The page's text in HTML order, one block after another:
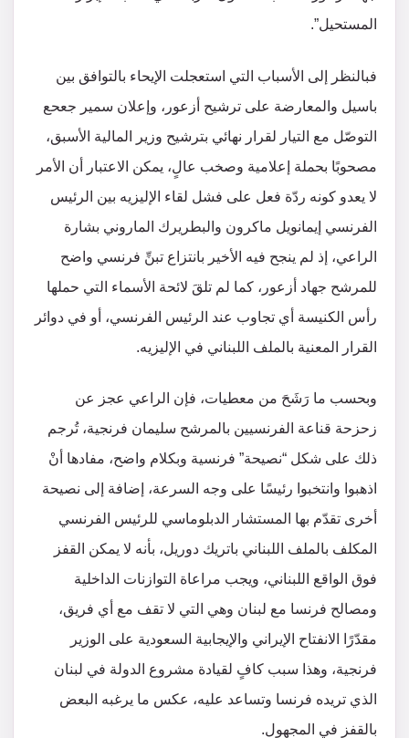
المستحيل”.
فبالنظر إلى الأسباب التي استعجلت الإيحاء بالتوافق بين
باسيل والمعارضة على ترشيح أزعور، وإعلان سمير جعحع
التوصّل مع التيار لقرار نهائي بترشيح وزير المالية الأسبق،
مصحوبًا بحملة إعلامية وصخب عالٍ، يمكن الاعتبار أن الأمر
لا يعدو كونه ردّة فعل على فشل لقاء الإليزيه بين الرئيس
الفرنسي إيمانويل ماكرون والبطريرك الماروني بشارة
الراعي، إذ لم ينجح فيه الأخير بانتزاع تبنِّ فرنسي واضح
للمرشح جهاد أزعور، كما لم تلقَ لائحة الأسماء التي حملها
رأس الكنيسة أي تجاوب عند الرئيس الفرنسي، أو في دوائر
القرار المعنية بالملف اللبناني في الإليزيه.
وبحسب ما رَشَحَ من معطيات، فإن الراعي عجز عن
زحزحة قناعة الفرنسيين بالمرشح سليمان فرنجية، تُرجم
ذلك على شكل “نصيحة” فرنسية وبكلام واضح، مفادها أنْ
اذهبوا وانتخبوا رئيسًا على وجه السرعة، إضافة إلى نصيحة
أخرى تقدّم بها المستشار الدبلوماسي للرئيس الفرنسي
المكلف بالملف اللبناني باتريك دوريل، بأنه لا يمكن القفز
فوق الواقع اللبناني، ويجب مراعاة التوازنات الداخلية
ومصالح فرنسا مع لبنان وهي التي لا تقف مع أي فريق،
مقدّرًا الانفتاح الإيراني والإيجابية السعودية على الوزير
فرنجية، وهذا سبب كافٍ لقيادة مشروع الدولة في لبنان
الذي تريده فرنسا وتساعد عليه، عكس ما يرغبه البعض
بالقفز في المجهول.